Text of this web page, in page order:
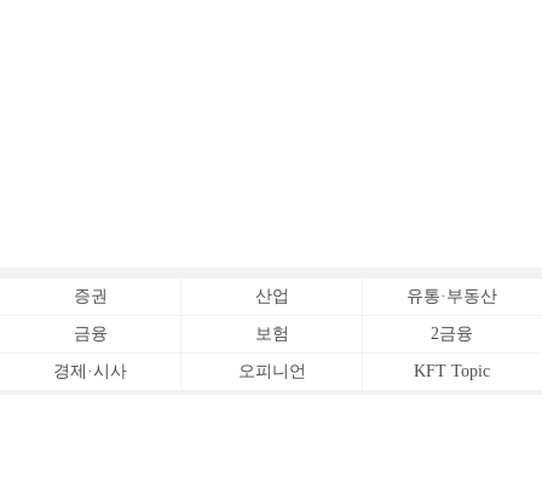
증권 산업 유통·부동산
금융 보험 2금융
경제·시사 오피니언 KFT Topic